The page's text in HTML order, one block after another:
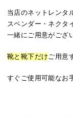
当店のネットレンタ
スペンダー・ネクタ
一緒にご用意がござ
靴と靴下だけ ご用意
すぐご使用可能なお